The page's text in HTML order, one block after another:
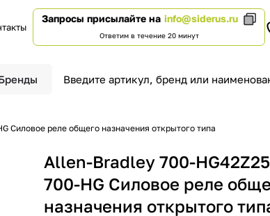
Запросы присылайте на info@siderus.ru
Ответим в течение 20 минут
Силовое реле общего назначения открытого типа
Allen-Bradley 700-
700-HG Силовое реле
назначения открытого